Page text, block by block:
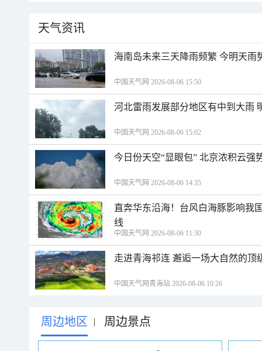
天气资讯
海南岛未来三天降雨频繁 今明天雨
中国天气网 2026-08-06 15:50
河北雷雨发展部分地区有中到大雨
中国天气网 2026-08-06 15:02
今日份天空“显眼包” 北京浓积云强
中国天气网 2026-08-06 14:35
直奔华东沿海！台风白海豚影响我
线
中国天气网 2026-08-06 11:30
走进青海祁连 邂逅一场大自然的顶
中国天气网青海站 2026-08-06 10:26
周边地区 | 周边景点